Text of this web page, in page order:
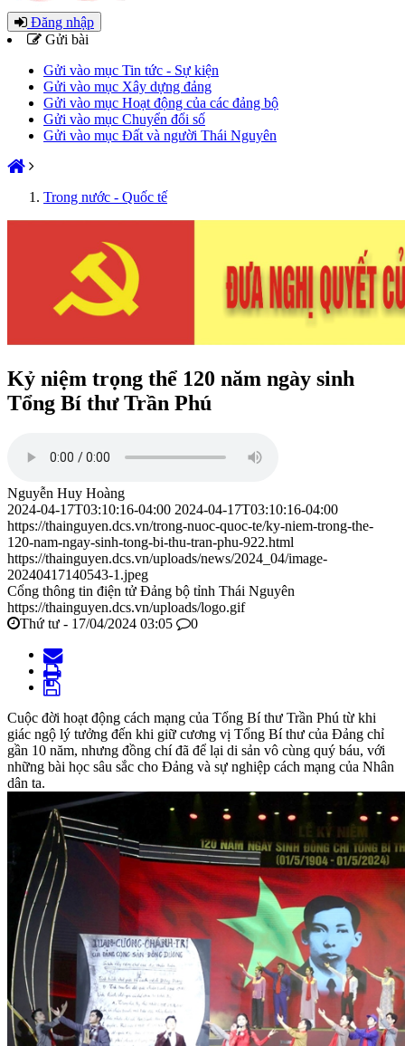
Đăng nhập
Gửi bài
Gửi vào mục Tin tức - Sự kiện
Gửi vào mục Xây dựng đảng
Gửi vào mục Hoạt động của các đảng bộ
Gửi vào mục Chuyển đổi số
Gửi vào mục Đất và người Thái Nguyên
Trong nước - Quốc tế
Kỷ niệm trọng thể 120 năm ngày sinh
Tổng Bí thư Trần Phú
Nguyễn Huy Hoàng
2024-04-17T03:10:16-04:00 2024-04-17T03:10:16-04:00
https://thainguyen.dcs.vn/trong-nuoc-quoc-te/ky-niem-trong-the-
120-nam-ngay-sinh-tong-bi-thu-tran-phu-922.html
https://thainguyen.dcs.vn/uploads/news/2024_04/image-
20240417140543-1.jpeg
Cổng thông tin điện tử Đảng bộ tỉnh Thái Nguyên
https://thainguyen.dcs.vn/uploads/logo.gif
Thứ tư - 17/04/2024 03:05
0
Cuộc đời hoạt động cách mạng của Tổng Bí thư Trần Phú từ khi
giác ngộ lý tưởng đến khi giữ cương vị Tổng Bí thư của Đảng chỉ
gần 10 năm, nhưng đồng chí đã để lại di sản vô cùng quý báu, với
những bài học sâu sắc cho Đảng và sự nghiệp cách mạng của Nhân
dân ta.